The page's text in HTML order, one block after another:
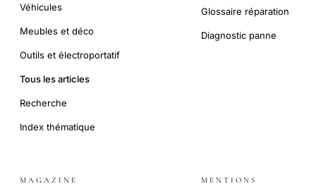
Véhicules
Meubles et déco
Outils et électroportatif
Tous les articles
Recherche
Index thématique
Glossaire réparation
Diagnostic panne
MAGAZINE MENTIONS